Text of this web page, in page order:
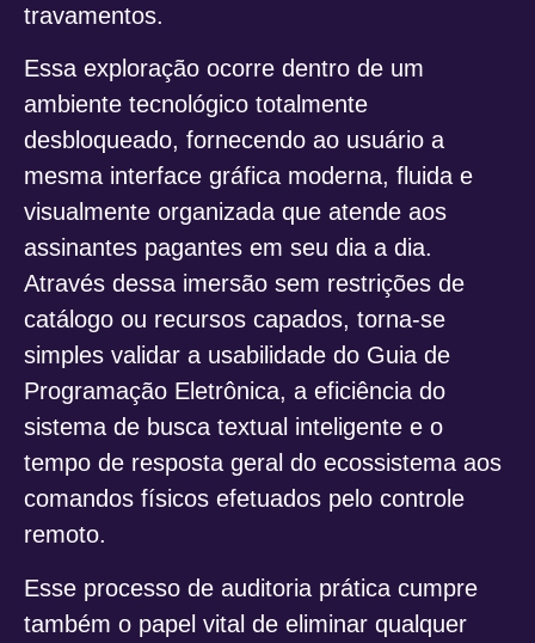
travamentos.
Essa exploração ocorre dentro de um
ambiente tecnológico totalmente
desbloqueado, fornecendo ao usuário a
mesma interface gráfica moderna, fluida e
visualmente organizada que atende aos
assinantes pagantes em seu dia a dia.
Através dessa imersão sem restrições de
catálogo ou recursos capados, torna-se
simples validar a usabilidade do Guia de
Programação Eletrônica, a eficiência do
sistema de busca textual inteligente e o
tempo de resposta geral do ecossistema aos
comandos físicos efetuados pelo controle
remoto.
Esse processo de auditoria prática cumpre
também o papel vital de eliminar qualquer